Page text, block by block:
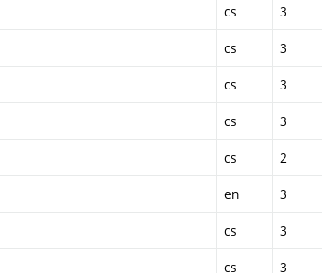
cs 3
cs 3
cs 3
cs 3
cs 2
en 3
cs 3
cs 3